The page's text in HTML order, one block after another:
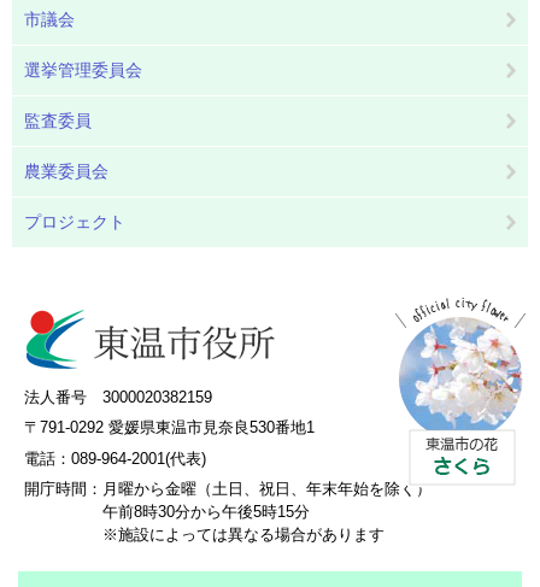
市議会
選挙管理委員会
監査委員
農業委員会
プロジェクト
法人番号 3000020382159
〒791-0292 愛媛県東温市見奈良530番地1
電話：089-964-2001(代表)
開庁時間： 月曜から金曜（土日、祝日、年末年始を除く）
午前8時30分から午後5時15分
※施設によっては異なる場合があります